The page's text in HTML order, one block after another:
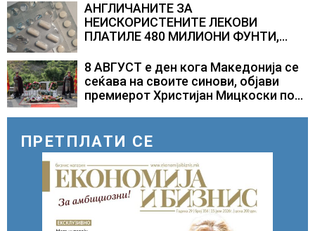
АНГЛИЧАНИТЕ ЗА
НЕИСКОРИСТЕНИТЕ ЛЕКОВИ
ПЛАТИЛЕ 480 МИЛИОНИ ФУНТИ,
само лекови што навистина им се
потребни
8 АВГУСТ е ден кога Македонија се
сеќава на своите синови, објави
премиерот Христијан Мицкоски по
прилепски бранители
ПРЕТПЛАТИ СЕ